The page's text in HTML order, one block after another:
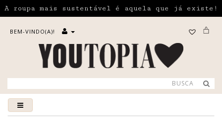
A roupa mais sustentável é aquela que já existe!
BEM-VINDO(A)!